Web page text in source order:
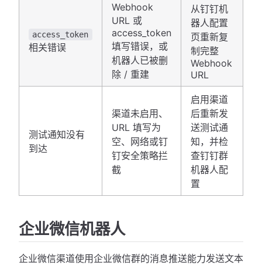
access_token
相关错误
Webhook
URL 或
access_token
填写错误，或
机器人已被删
除 / 重建
从钉钉机
器人配置
页重新复
制完整
Webhook
URL
测试通知没有
到达
渠道未启用、
URL 填写为
空、网络或钉
钉安全策略拦
截
启用渠道
后重新发
送测试通
知，并检
查钉钉群
机器人配
置
企业微信机器人
企业微信渠道使用企业微信群的消息推送能力发送文本